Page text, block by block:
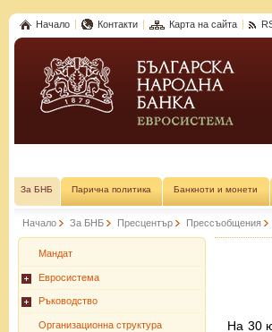
Начало Контакти Карта на сайта
За БНБ Парична политика Банкноти и монети
Начало За БНБ Пресцентър Прессъобщения
Мандат
Евросистема
Ръководство
Организационна структура
На 30